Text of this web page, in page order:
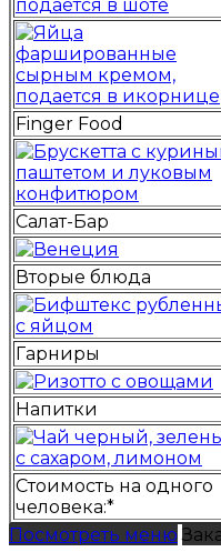
Finger Food
Салат-Бар
Вторые блюда
Гарниры
Напитки
Стоимость на одного
человека:*
Посмотреть меню